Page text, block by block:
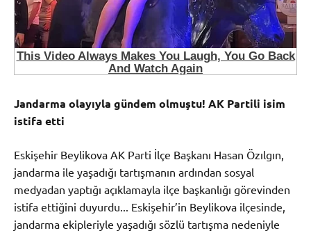
Jandarma olayıyla gündem olmuştu! AK Partili isim
istifa etti
Eskişehir Beylikova AK Parti İlçe Başkanı Hasan Özılgın,
jandarma ile yaşadığı tartışmanın ardından sosyal
medyadan yaptığı açıklamayla ilçe başkanlığı görevinden
istifa ettiğini duyurdu... Eskişehir’in Beylikova ilçesinde,
jandarma ekipleriyle yaşadığı sözlü tartışma nedeniyle